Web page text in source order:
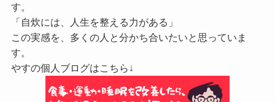
す。
「自炊には、人生を整える力がある」
この実感を、多くの人と分かち合いたいと思っていま
す。
やすの個人ブログはこちら↓